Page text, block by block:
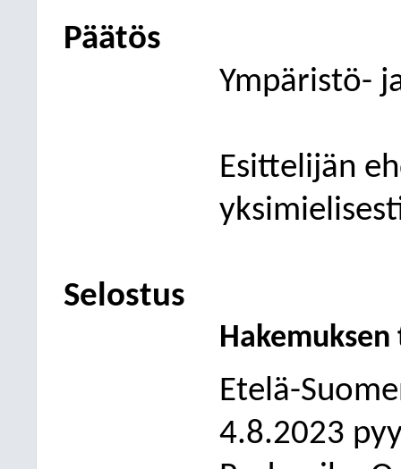
Päätös
Ympäristö-
Esittelijän
Selostus
Etelä-
4.8.2023